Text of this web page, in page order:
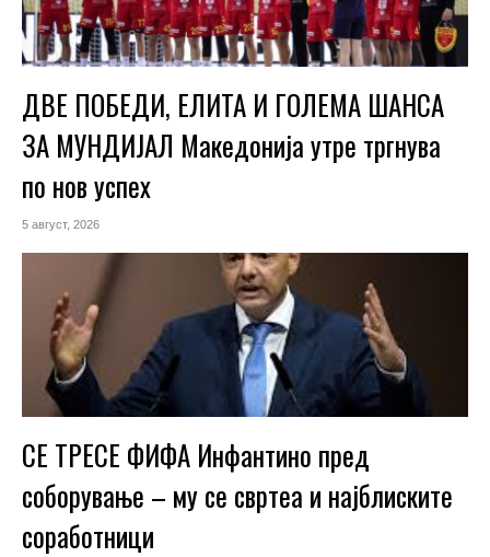
ДВЕ ПОБЕДИ, ЕЛИТА И ГОЛЕМА ШАНСА
ЗА МУНДИЈАЛ Македонија утре тргнува
по нов успех
5 август, 2026
СЕ ТРЕСЕ ФИФА Инфантино пред
соборување – му се свртеа и најблиските
соработници